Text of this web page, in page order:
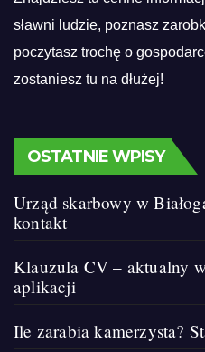
sławni ludzie, poznasz
poczytasz trochę o
zostaniesz tu na dłużej!
OSTATNIE WPISY
Urząd skarbowy w
kontakt
Klauzula CV – aktualny
aplikacji
Ile zarabia kamerzysta?